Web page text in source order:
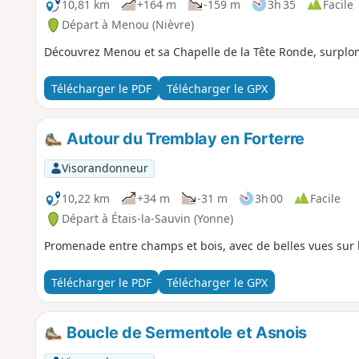
10,81 km +164 m -159 m 3h 35
Facile
Départ à Menou (Nièvre)
Découvrez Menou et sa Chapelle de la Tête Ronde,
Télécharger le PDF Télécharger le GPX
Autour du Tremblay en Forterre
Visorandonneur
10,22 km
+34 m -31 m 3h 00
Facile
Départ à Étais-la-Sauvin (Yonne)
Promenade entre champs et bois, avec de belles vues
Télécharger le PDF Télécharger le GPX
Boucle de Sermentole et Asnois